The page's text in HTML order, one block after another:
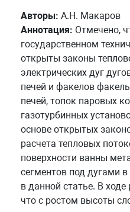
Авторы: А.Н. Макаров
Аннотация: Отмечено,
государственном
открыты законы
электрических дуг
печей и факелов
печей, топок паровых
газотурбинных
основе открытых
расчета тепловых
поверхности ванны
сегментов под дугами
в данной статье. В ходе
что с ростом высоты